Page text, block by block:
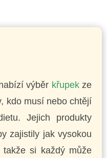
výběr křupek ze
kdo musí nebo chtějí
Jejich produkty
zajistily jak vysokou
si každý může